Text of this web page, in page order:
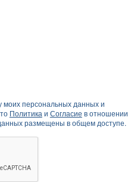
моих персональных данных и
Политика и Согласие в отношении
размещены в общем доступе.